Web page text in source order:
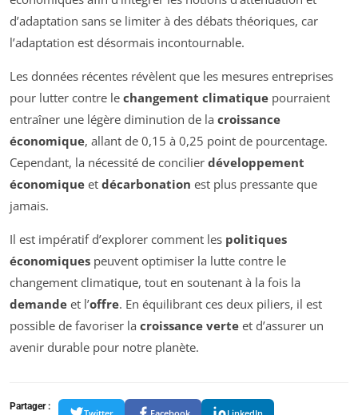
d’adaptation sans se limiter à des débats théoriques, car
l’adaptation est désormais incontournable.
Les données récentes révèlent que les mesures entreprises
pour lutter contre le changement climatique pourraient
entraîner une légère diminution de la croissance
économique, allant de 0,15 à 0,25 point de pourcentage.
Cependant, la nécessité de concilier développement
économique et décarbonation est plus pressante que
jamais.
Il est impératif d’explorer comment les politiques
économiques peuvent optimiser la lutte contre le
changement climatique, tout en soutenant à la fois la
demande et l’offre. En équilibrant ces deux piliers, il est
possible de favoriser la croissance verte et d’assurer un
avenir durable pour notre planète.
Partager :